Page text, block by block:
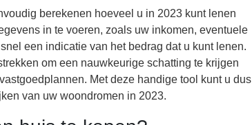
berekenen hoeveel u in 2023 kunt lenen
in te voeren, zoals uw inkomen, eventuele
een indicatie van het bedrag dat u kunt lenen.
om een nauwkeurige schatting te krijgen
Met deze handige tool kunt u dus
van uw woondromen in 2023.